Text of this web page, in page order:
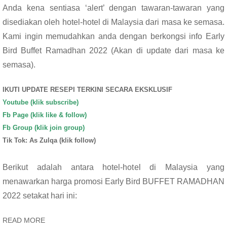
Anda kena sentiasa ‘alert’ dengan tawaran-tawaran yang
disediakan oleh hotel-hotel di Malaysia dari masa ke semasa.
Kami ingin memudahkan anda dengan berkongsi info Early
Bird Buffet Ramadhan 2022 (Akan di update dari masa ke
semasa).
IKUTI UPDATE RESEPI TERKINI SECARA EKSKLUSIF
Youtube (klik subscribe)
Fb Page (klik like & follow)
Fb Group (klik join group)
Tik Tok: As Zulqa (klik follow)
Berikut adalah antara hotel-hotel di Malaysia yang
menawarkan harga promosi Early Bird BUFFET RAMADHAN
2022 setakat hari ini:
READ MORE